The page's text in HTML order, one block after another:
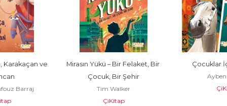
Felaket, Bir
Şehir
Çocuklar İçin Atnâme
Ayben Girgin
ÇiKitap
Ümran